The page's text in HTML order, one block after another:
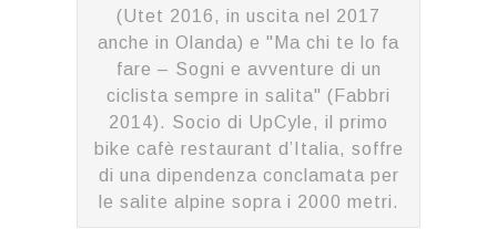
(Utet 2016, in uscita nel 2017
anche in Olanda) e "Ma chi te lo fa
fare – Sogni e avventure di un
ciclista sempre in salita" (Fabbri
2014). Socio di UpCyle, il primo
bike cafè restaurant d’Italia, soffre
di una dipendenza conclamata per
le salite alpine sopra i 2000 metri.